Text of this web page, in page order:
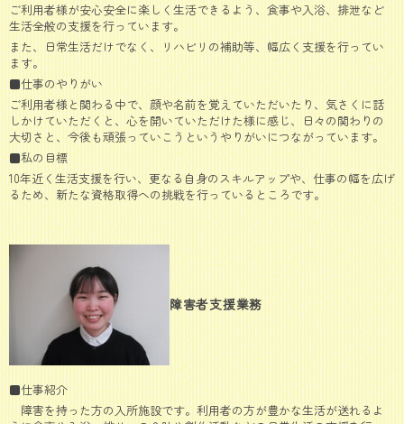
ご利用者様が安心安全に楽しく生活できるよう、食事や入浴、排泄など
生活全般の支援を行っています。
また、日常生活だけでなく、リハビリの補助等、幅広く支援を行ってい
ます。
■仕事のやりがい
ご利用者様と関わる中で、顔や名前を覚えていただいたり、気さくに話
しかけていただくと、心を開いていただけた様に感じ、日々の関わりの
大切さと、今後も頑張っていこうというやりがいにつながっています。
■私の目標
10年近く生活支援を行い、更なる自身のスキルアップや、仕事の幅を広げ
るため、新たな資格取得への挑戦を行っているところです。
障害者支援業務
■仕事紹介
障害を持った方の入所施設です。利用者の方が豊かな生活が送れるよ